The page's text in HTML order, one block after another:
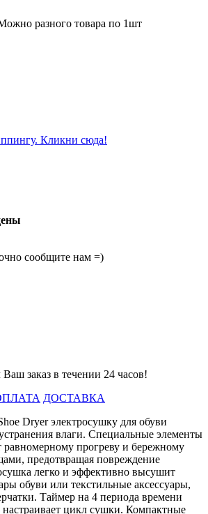
разного товара по 1шт
Кликни сюда!
сообщите нам =)
заказ в течении 24 часов!
ДОСТАВКА
Dryer электросушку для обуви
влаги. Специальные элементы
равномерному прогреву и бережному
предотвращая повреждение
легко и эффективно высушит
обуви или текстильные аксессуары,
Таймер на 4 периода времени
цикл сушки. Компактные